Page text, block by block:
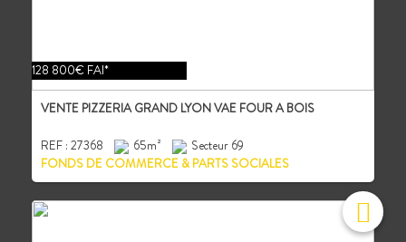
128 800€ FAI*
VENTE PIZZERIA GRAND LYON VAE FOUR A BOIS
REF : 27368 65m²
Secteur 69
FONDS DE COMMERCE & PARTS SOCIALES